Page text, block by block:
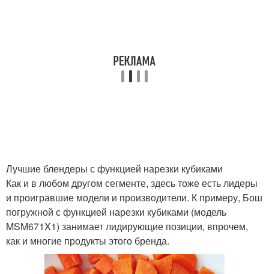
Лучшие блендеры с функцией нарезки кубиками
Как и в любом другом сегменте, здесь тоже есть лидеры
и проигравшие модели и производители. К примеру, Бош
погружной с функцией нарезки кубиками (модель
MSM671X1) занимает лидирующие позиции, впрочем,
как и многие продукты этого бренда.